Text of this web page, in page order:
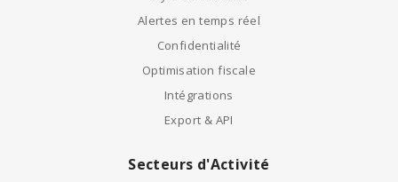
Alertes en temps réel
Confidentialité
Optimisation fiscale
Intégrations
Export & API
Secteurs d'Activité